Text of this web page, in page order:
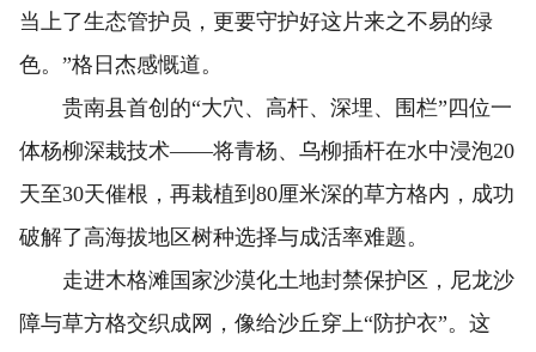
当上了生态管护员，更要守护好这片来之不易的绿
色。”格日杰感慨道。
贵南县首创的“大穴、高杆、深埋、围栏”四位一
体杨柳深栽技术——将青杨、乌柳插杆在水中浸泡20
天至30天催根，再栽植到80厘米深的草方格内，成功
破解了高海拔地区树种选择与成活率难题。
走进木格滩国家沙漠化土地封禁保护区，尼龙沙
障与草方格交织成网，像给沙丘穿上“防护衣”。这